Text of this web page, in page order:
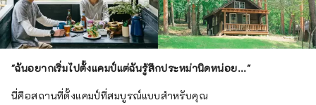
"ฉันอยากเริ่มไปตั้งแคมป์แต่ฉันรู้สึกประหม่านิดหน่อย..."
นี่คือสถานที่ตั้งแคมป์ที่สมบูรณ์แบบสำหรับคุณ